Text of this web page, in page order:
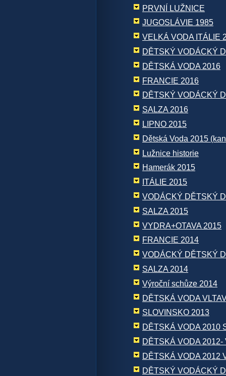
PRVNÍ LUŽNICE
JUGOSLÁVIE 1985
VELKÁ VODA ITÁLIE
DĚTSKÝ VODÁCKÝ
DĚTSKÁ VODA 2016
FRANCIE 2016
DĚTSKÝ VODÁCKÝ
SALZA 2016
LIPNO 2015
Dětská Voda 2015
Lužnice historie
Hamerák 2015
ITÁLIE 2015
VODÁCKÝ DĚTSKÝ
SALZA 2015
VYDRA+OTAVA 2015
FRANCIE 2014
VODÁCKÝ DĚTSKÝ
SALZA 2014
Výroční schůze 2014
DĚTSKÁ VODA
SLOVINSKO 2013
DĚTSKÁ VODA 2010
DĚTSKÁ VODA 2012-
DĚTSKÁ VODA 2012
DĚTSKÝ VODÁCKÝ